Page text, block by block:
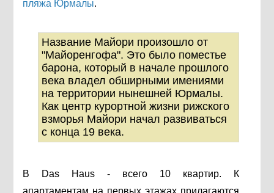
пляжа Юрмалы.
Название Майори произошло от
"Майоренгофа". Это было поместье
барона, который в начале прошлого
века владел обширными имениями
на территории нынешней Юрмалы.
Как центр курортной жизни рижского
взморья Майори начал развиваться
с конца 19 века.
В Das Haus - всего 10 квартир. К
апартаментам на первых этажах прилагаются